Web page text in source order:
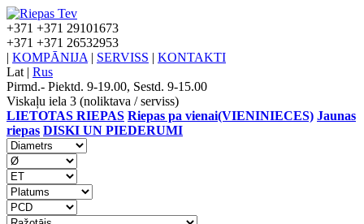
+371 +371 29101673
+371 +371 26532953
| KOMPĀNIJA | SERVISS | KONTAKTI
Lat | Rus
Pirmd.- Piektd. 9-19.00, Sestd. 9-15.00
Viskaļu iela 3 (noliktava / serviss)
LIETOTAS RIEPAS Riepas pa vienai(VIENINIECES) Jaunas
riepas DISKI UN PIEDERUMI